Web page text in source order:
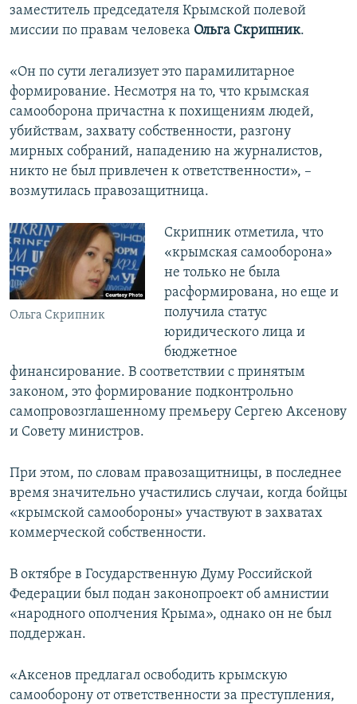
заместитель председателя Крымской полевой
миссии по правам человека Ольга Скрипник.
«Он по сути легализует это парамилитарное
формирование. Несмотря на то, что крымская
самооборона причастна к похищениям людей,
убийствам, захвату собственности, разгону
мирных собраний, нападению на журналистов,
никто не был привлечен к ответственности», –
возмутилась правозащитница.
Ольга Скрипник
Скрипник отметила, что
«крымская самооборона»
не только не была
расформирована, но еще и
получила статус
юридического лица и
бюджетное
финансирование. В соответствии с принятым
законом, это формирование подконтрольно
самопровозглашенному премьеру Сергею Аксенову
и Совету министров.
При этом, по словам правозащитницы, в последнее
время значительно участились случаи, когда бойцы
«крымской самообороны» участвуют в захватах
коммерческой собственности.
В октябре в Государственную Думу Российской
Федерации был подан законопроект об амнистии
«народного ополчения Крыма», однако он не был
поддержан.
«Аксенов предлагал освободить крымскую
самооборону от ответственности за преступления,